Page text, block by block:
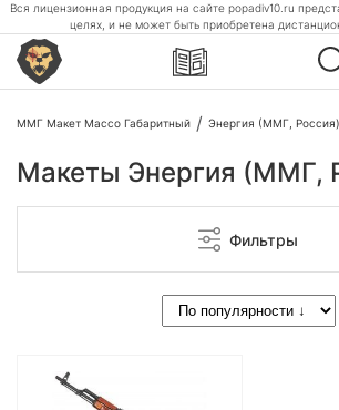
Вся лицензионная продукция на сайте popadiv10.ru
целях, и не может быть приобретена
ММГ Макет Массо Габаритный Энергия (ММГ, Россия)
Макеты Энергия (ММГ,
Фильтры